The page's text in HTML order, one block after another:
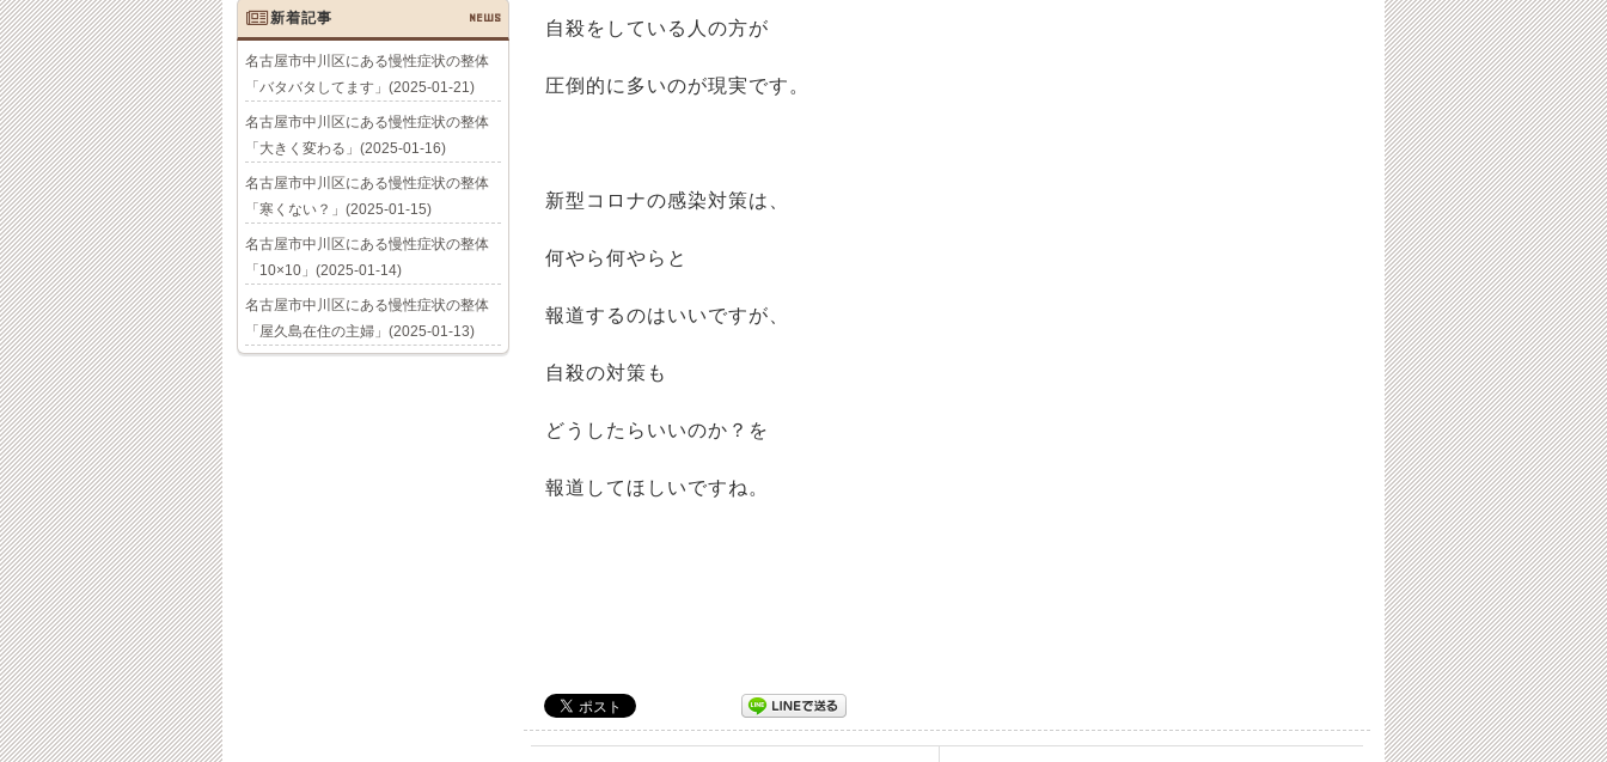
自殺をしている人の方が
圧倒的に多いのが現実です。
新型コロナの感染対策は、
何やら何やらと
報道するのはいいですが、
自殺の対策も
どうしたらいいのか？を
報道してほしいですね。
新着記事 NEWS
名古屋市中川区にある慢性症状の整体
「バタバタしてます」(2025-01-21)
名古屋市中川区にある慢性症状の整体
「大きく変わる」(2025-01-16)
名古屋市中川区にある慢性症状の整体
「寒くない？」(2025-01-15)
名古屋市中川区にある慢性症状の整体
「10×10」(2025-01-14)
名古屋市中川区にある慢性症状の整体
「屋久島在住の主婦」(2025-01-13)